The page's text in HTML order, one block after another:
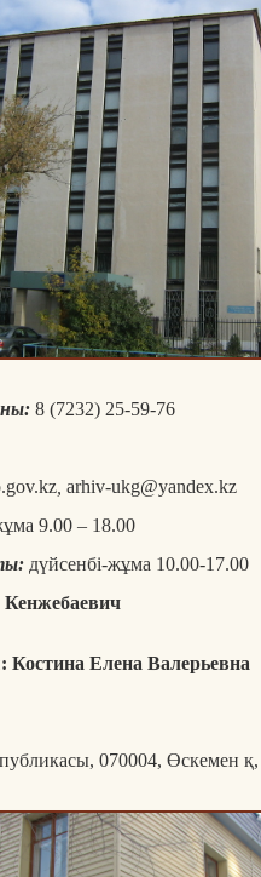
8 (7232) 25-59-76
arhiv-ukg@yandex.kz
9.00 – 18.00
дүйсенбі-жұма 10.00-17.00
Елена Валерьевна
070004, Өскемен